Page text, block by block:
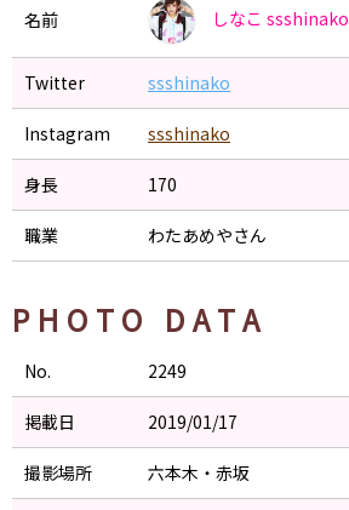
名前 しなこ ssshinako
Twitter ssshinako
Instagram ssshinako
身長 170
職業 わたあめやさん
PHOTO DATA
No. 2249
掲載日 2019/01/17
撮影場所 六本木・赤坂